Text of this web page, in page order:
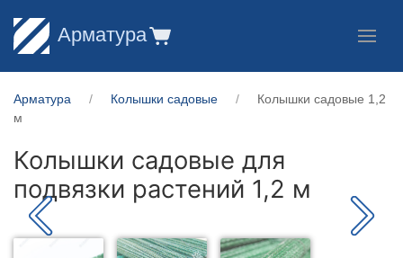
Арматура
Арматура Колышки садовые
Колышки садовые 1,2
м
Колышки садовые для
подвязки растений 1,2 м